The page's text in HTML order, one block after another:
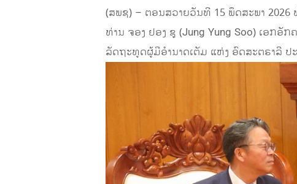
(ສພຊ) – ຕອນສວາຍວັນທີ 15 ພຶດສະພາ 2026
ທ່ານ ຈອງ ຢອງ ຊູ (Jung Yung Soo) ເອກອັ
ລັດຖະທູດຜູ້ມີອຳນາດເຕັມ ແຫ່ງ ອົດສະຕຣາລີ ປ